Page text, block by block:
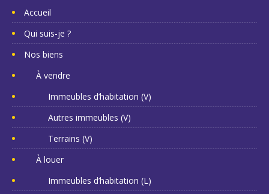
Accueil
Qui suis-je ?
Nos biens
À vendre
Immeubles d’habitation (V)
Autres immeubles (V)
Terrains (V)
À louer
Immeubles d’habitation (L)